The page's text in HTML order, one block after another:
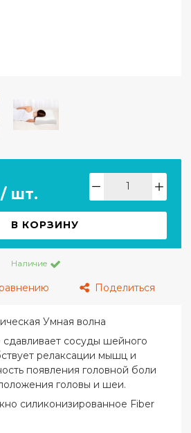
/ шт.
В КОРЗИНУ
Наличие
Поделиться
Умная волна
сдавливает сосуды шейного
релаксации мышц и
появления головной боли
головы и шеи.
силиконизированное Fiber